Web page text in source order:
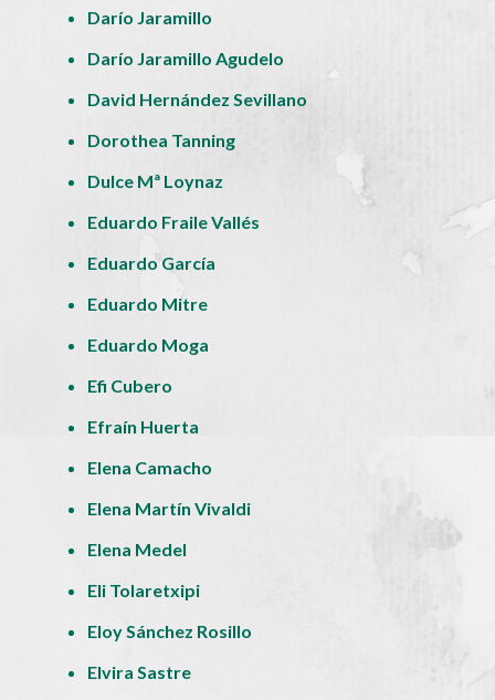
Darío Jaramillo
Darío Jaramillo Agudelo
David Hernández Sevillano
Dorothea Tanning
Dulce Mª Loynaz
Eduardo Fraile Vallés
Eduardo García
Eduardo Mitre
Eduardo Moga
Efi Cubero
Efraín Huerta
Elena Camacho
Elena Martín Vivaldi
Elena Medel
Eli Tolaretxipi
Eloy Sánchez Rosillo
Elvira Sastre